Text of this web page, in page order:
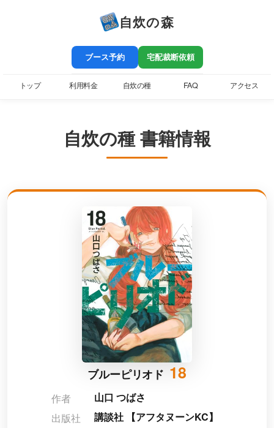
自炊の森
ブース予約 宅配裁断依頼
トップ 利用料金 自炊の種 FAQ アクセス
自炊の種 書籍情報
ブルーピリオド 18
作者
山口 つばさ
出版社
講談社 【アフタヌーンKC】